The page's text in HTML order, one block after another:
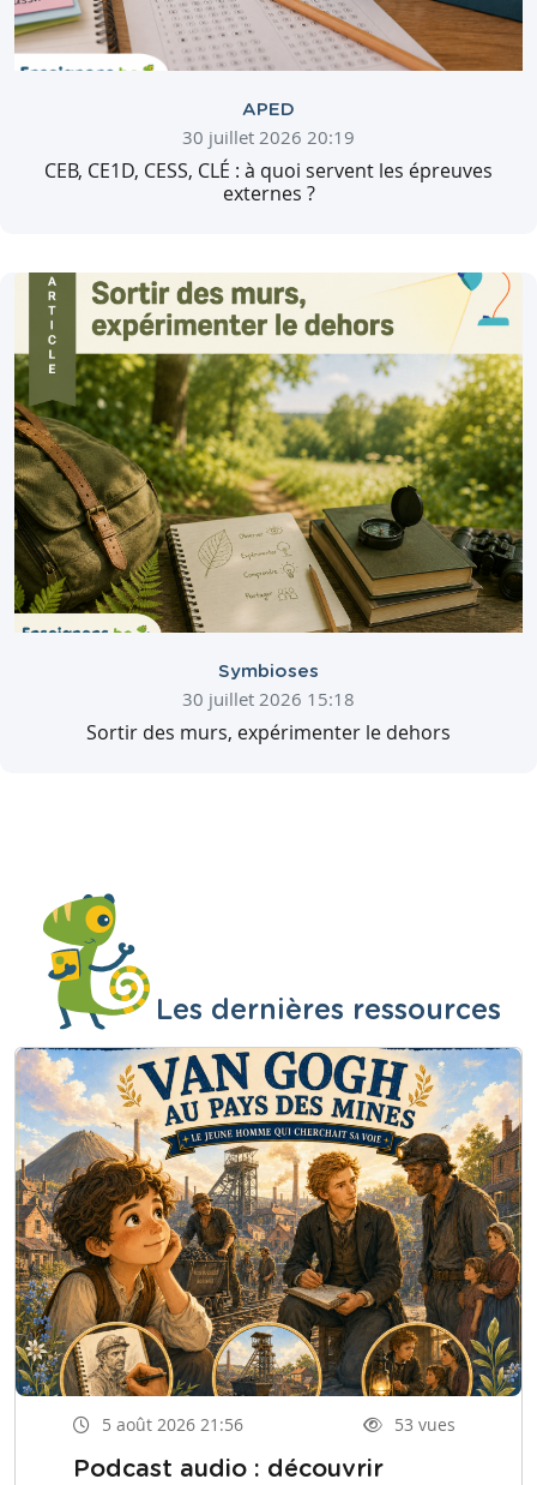
APED
30 juillet 2026 20:19
CEB, CE1D, CESS, CLÉ : à quoi servent les épreuves
externes ?
Symbioses
30 juillet 2026 15:18
Sortir des murs, expérimenter le dehors
Les dernières ressources
5 août 2026 21:56 53 vues
Podcast audio : découvrir